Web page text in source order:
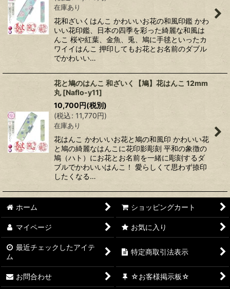
在庫あり
花和ざいくはんこ かわいいお花の和風印鑑 かわ
いい花印鑑、日本の四季を彩った綺麗な和風は
んこ 桜や紅葉、金魚、兎、鳩に手毬といったカ
ワイイはんこ 押印してもお花とお名前のダブル
でかわいい…
花と鳩のはんこ 和ざいく【鳩】花はんこ 12mm
丸 [Naflo-y11]
10,700円(税別)
(税込: 11,770円)
在庫あり
花はんこ かわいいお花と鳩の和風印 かわいい花
と鳩の綺麗なはんこに花印影彫刻 平和の象徴の
鳩（ハト）にお花とお名前を一緒に彫刻するダ
ブルでかわいいはんこ！ 愛らしくて思わず捺印
したくなる…
ホーム ショッピングカート
マイページ お気に入り
最近チェックしたアイテ
ム
特定商取引法表示
お問合わせ ☆お客様掲示板☆